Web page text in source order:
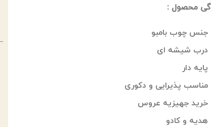
محصول :
جنس چوب بامبو
درب شیشه ای
پایه دار
مناسب پذیرایی و دکوری
خرید جهیزیه عروس
هدیه و کادو